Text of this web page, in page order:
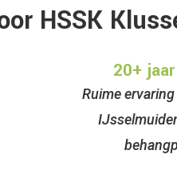
HSSK
20+
Ruime